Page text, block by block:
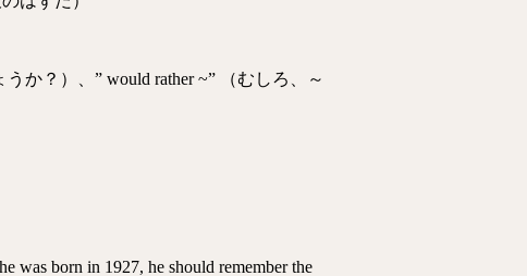
か？）、” would rather ~” （むしろ、～
born in 1927, he should remember the